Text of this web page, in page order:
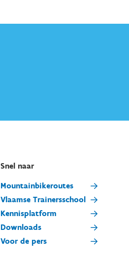
Snel naar
Mountainbikeroutes
Vlaamse Trainersschool
Kennisplatform
Downloads
Voor de pers